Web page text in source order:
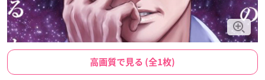
高画質で見る (全1枚)